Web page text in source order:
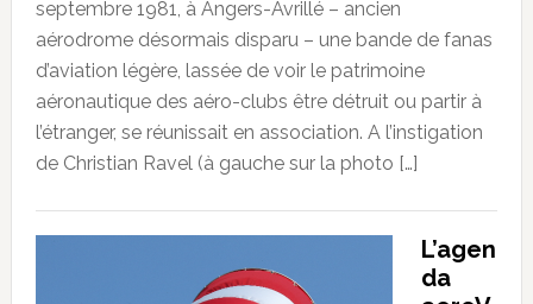
septembre 1981, à Angers-Avrillé – ancien
aérodrome désormais disparu – une bande de fanas
d’aviation légère, lassée de voir le patrimoine
aéronautique des aéro-clubs être détruit ou partir à
l’étranger, se réunissait en association. A l’instigation
de Christian Ravel (à gauche sur la photo […]
L’agen
da